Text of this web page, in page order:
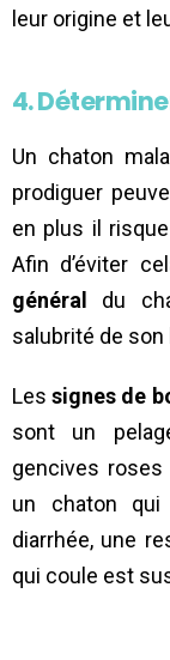
leur origine et
4.
Un chaton
prodiguer
en plus il
Afin d’éviter
général
du
salubrité de son
Lessignes de
sont un
gencives roses
un chaton
diarrhée, une
qui coule est